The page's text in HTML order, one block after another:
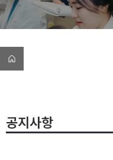
공지사항